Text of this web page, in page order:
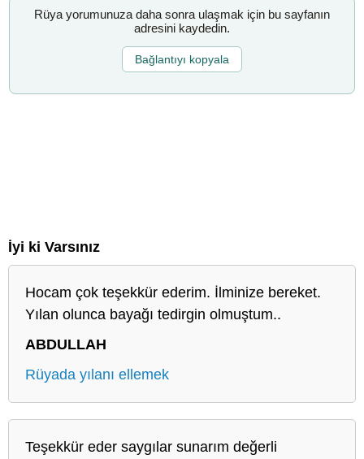
Rüya yorumunuza daha sonra ulaşmak için bu sayfanın
adresini kaydedin.
Bağlantıyı kopyala
İyi ki Varsınız
Hocam çok teşekkür ederim. İlminize bereket.
Yılan olunca bayağı tedirgin olmuştum..
ABDULLAH
Rüyada yılanı ellemek
Teşekkür eder saygılar sunarım değerli